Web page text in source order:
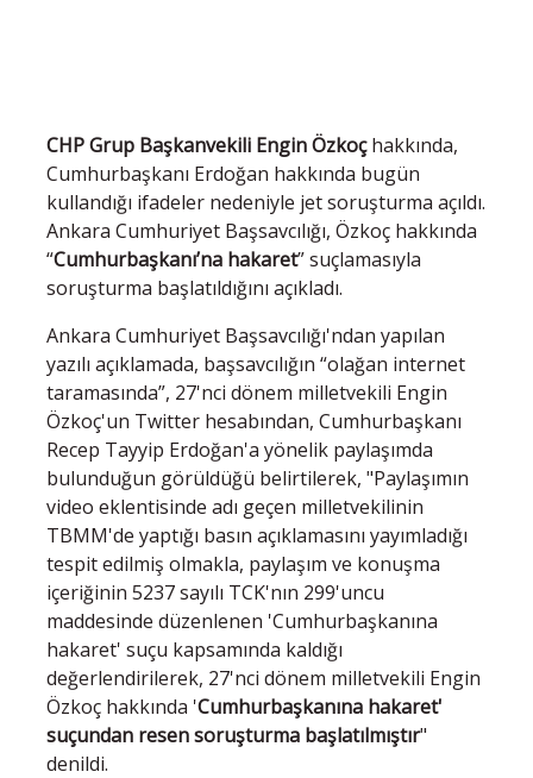
CHP Grup Başkanvekili Engin Özkoçhakkında,
Cumhurbaşkanı Erdoğan hakkında bugün
kullandığı ifadeler nedeniyle jet soruşturma açıldı.
Ankara Cumhuriyet Başsavcılığı, Özkoç hakkında
“Cumhurbaşkanı’na hakaret” suçlamasıyla
soruşturma başlatıldığını açıkladı.
Ankara Cumhuriyet Başsavcılığı'ndan yapılan
yazılı açıklamada, başsavcılığın “olağan internet
taramasında”, 27'nci dönem milletvekili Engin
Özkoç'un Twitter hesabından, Cumhurbaşkanı
Recep Tayyip Erdoğan'a yönelik paylaşımda
bulunduğun görüldüğü belirtilerek, "Paylaşımın
video eklentisinde adı geçen milletvekilinin
TBMM'de yaptığı basın açıklamasını yayımladığı
tespit edilmiş olmakla, paylaşım ve konuşma
içeriğinin 5237 sayılı TCK'nın 299'uncu
maddesinde düzenlenen 'Cumhurbaşkanına
hakaret' suçu kapsamında kaldığı
değerlendirilerek, 27'nci dönem milletvekili Engin
Özkoç hakkında 'Cumhurbaşkanına hakaret'
suçundan resen soruşturma başlatılmıştır"
denildi.